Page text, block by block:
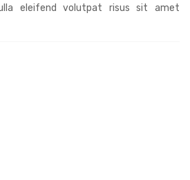
eleifend volutpat risus sit amet